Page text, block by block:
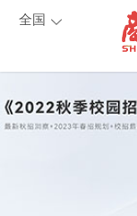
全国